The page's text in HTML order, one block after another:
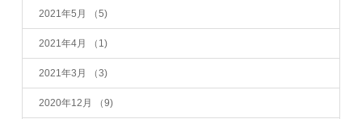
2021年5月 （5)
2021年4月 （1)
2021年3月 （3)
2020年12月 （9)